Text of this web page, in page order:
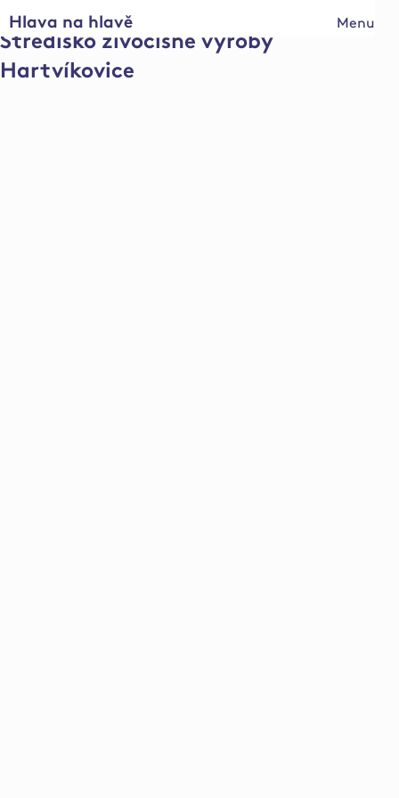
Menu
Hlava na hlavě
Středisko živočišné výroby
Hartvíkovice